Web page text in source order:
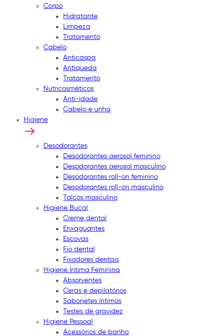
Corpo
Hidratante
Limpeza
Tratamento
Cabelo
Anticaspa
Antiqueda
Tratamento
Nutricosméticos
Anti-idade
Cabelo e unha
Higiene
Desodorantes
Desodorantes aerosol feminino
Desodorantes aerosol masculino
Desodorantes roll-on feminino
Desodorantes roll-on masculino
Talcos masculino
Higiene Bucal
Creme dental
Enxaguantes
Escovas
Fio dental
Fixadores dentais
Higiene Íntima Feminina
Absorventes
Ceras e depilatórios
Sabonetes íntimos
Testes de gravidez
Higiene Pessoal
Acessórios de banho